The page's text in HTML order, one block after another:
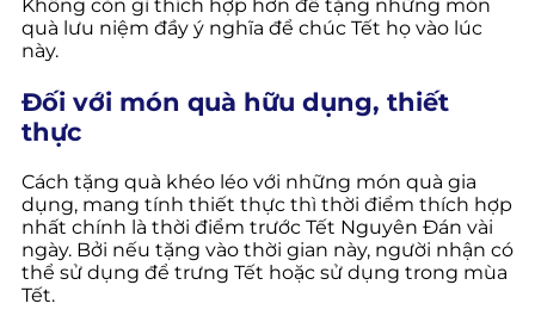
Không còn gì thích hợp hơn để tặng những món
quà lưu niệm đầy ý nghĩa để chúc Tết họ vào lúc
này.
Đối với món quà hữu dụng, thiết
thực
Cách tặng quà khéo léo với những món quà gia
dụng, mang tính thiết thực thì thời điểm thích hợp
nhất chính là thời điểm trước Tết Nguyên Đán vài
ngày. Bởi nếu tặng vào thời gian này, người nhận có
thể sử dụng để trưng Tết hoặc sử dụng trong mùa
Tết.